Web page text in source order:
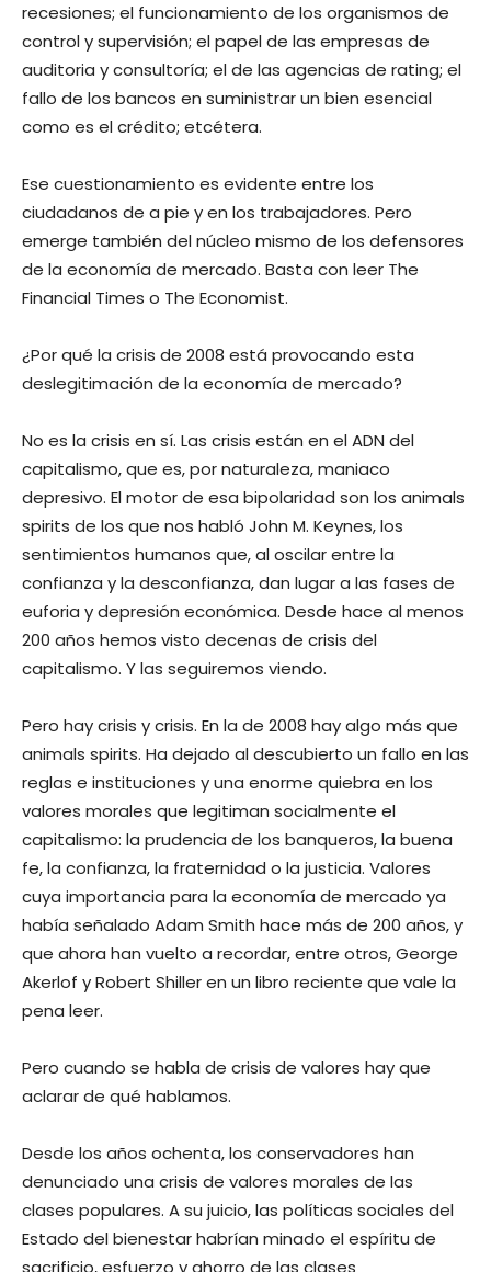
recesiones; el funcionamiento de los organismos de
control y supervisión; el papel de las empresas de
auditoria y consultoría; el de las agencias de rating; el
fallo de los bancos en suministrar un bien esencial
como es el crédito; etcétera.
Ese cuestionamiento es evidente entre los
ciudadanos de a pie y en los trabajadores. Pero
emerge también del núcleo mismo de los defensores
de la economía de mercado. Basta con leer The
Financial Times o The Economist.
¿Por qué la crisis de 2008 está provocando esta
deslegitimación de la economía de mercado?
No es la crisis en sí. Las crisis están en el ADN del
capitalismo, que es, por naturaleza, maniaco
depresivo. El motor de esa bipolaridad son los animals
spirits de los que nos habló John M. Keynes, los
sentimientos humanos que, al oscilar entre la
confianza y la desconfianza, dan lugar a las fases de
euforia y depresión económica. Desde hace al menos
200 años hemos visto decenas de crisis del
capitalismo. Y las seguiremos viendo.
Pero hay crisis y crisis. En la de 2008 hay algo más que
animals spirits. Ha dejado al descubierto un fallo en las
reglas e instituciones y una enorme quiebra en los
valores morales que legitiman socialmente el
capitalismo: la prudencia de los banqueros, la buena
fe, la confianza, la fraternidad o la justicia. Valores
cuya importancia para la economía de mercado ya
había señalado Adam Smith hace más de 200 años, y
que ahora han vuelto a recordar, entre otros, George
Akerlof y Robert Shiller en un libro reciente que vale la
pena leer.
Pero cuando se habla de crisis de valores hay que
aclarar de qué hablamos.
Desde los años ochenta, los conservadores han
denunciado una crisis de valores morales de las
clases populares. A su juicio, las políticas sociales del
Estado del bienestar habrían minado el espíritu de
sacrificio, esfuerzo y ahorro de las clases